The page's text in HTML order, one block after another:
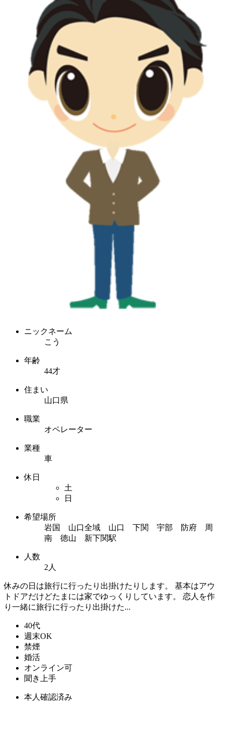
ニックネーム
こう
年齢
44才
住まい
山口県
職業
オペレーター
業種
車
休日
土
日
希望場所
岩国 山口全域 山口 下関 宇部 防府 周
南 徳山 新下関駅
人数
2人
休みの日は旅行に行ったり出掛けたりします。 基本はアウ
トドアだけどたまには家でゆっくりしています。 恋人を作
り一緒に旅行に行ったり出掛けた...
40代
週末OK
禁煙
婚活
オンライン可
聞き上手
本人確認済み